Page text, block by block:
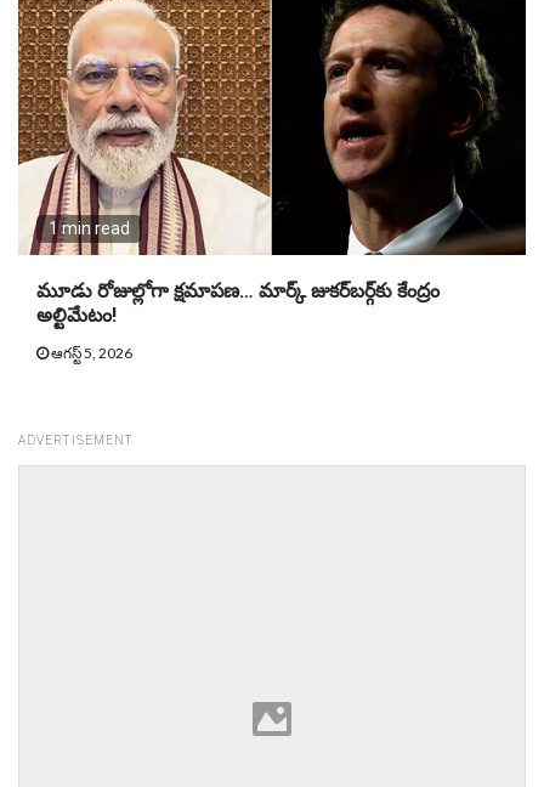
1 min read
మూడు రోజుల్లోగా క్ష‌మాప‌ణ… మార్క్ జుక‌ర్‌బ‌ర్గ్‌కు కేంద్రం
అల్టిమేటం!
ఆగస్ట్ 5, 2026
ADVERTISEMENT